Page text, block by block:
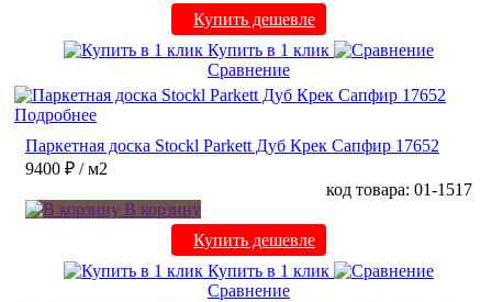
Купить дешевле
Купить в 1 клик
Сравнение
Подробнее
Паркетная доска Stockl Parkett Дуб Крек Сапфир 17652
9400 ₽ / м2
код товара: 01-1517
В корзину
Купить дешевле
Купить в 1 клик
Сравнение